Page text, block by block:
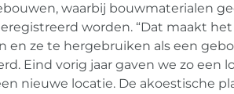
waarbij bouwmaterialen
worden. “Dat maakt
en ze te hergebruiken als een
Eind vorig jaar gaven we zo een
nieuwe locatie. De akoestische